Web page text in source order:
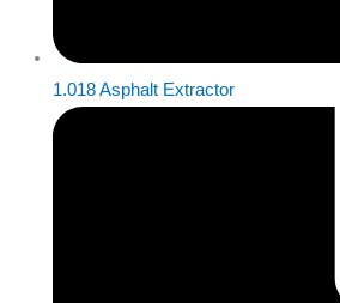
1.018 Asphalt Extractor